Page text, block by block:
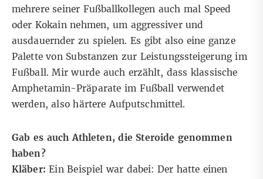
mehrere seiner Fußballkollegen auch mal Speed
oder Kokain nehmen, um aggressiver und
ausdauernder zu spielen. Es gibt also eine ganze
Palette von Substanzen zur Leistungssteigerung im
Fußball. Mir wurde auch erzählt, dass klassische
Amphetamin-Präparate im Fußball verwendet
werden, also härtere Aufputschmittel.
Gab es auch Athleten, die Steroide genommen
haben?
Kläber:Ein Beispiel war dabei: Der hatte einen